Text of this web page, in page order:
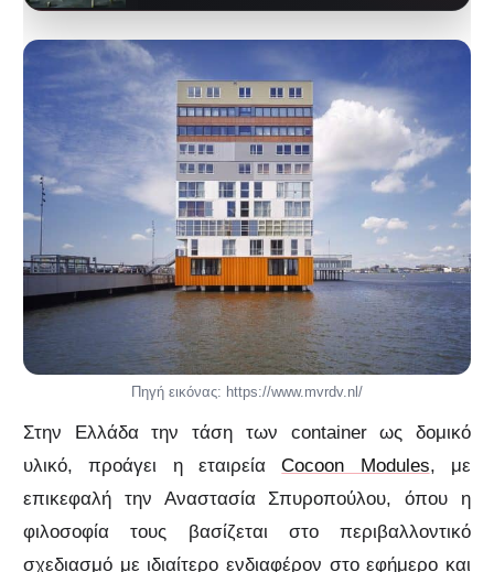
Πηγή εικόνας: https://www.mvrdv.nl/
Στην Ελλάδα την τάση των container ως δομικό
υλικό, προάγει η εταιρείαCocoon Modules, με
επικεφαλή την Αναστασία Σπυροπούλου, όπου η
φιλοσοφία τους βασίζεται στο περιβαλλοντικό
σχεδιασμό με ιδιαίτερο ενδιαφέρον στο εφήμερο και